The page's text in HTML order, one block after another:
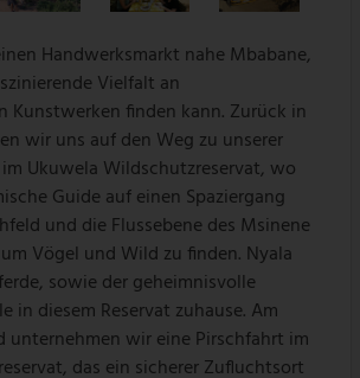
Handwerksmarkt nahe Mbabane,
Vielfalt an
Kunstwerken finden kann. Zurück in
wir uns auf den Weg zu unserer
Ukuwela Wildschutzreservat, wo
Guide auf einen Spaziergang
und die Flussebene des Msinene
Vögel und Wild zu finden. Nyala
sowie der geheimnisvolle
in diesem Reservat zuhause. Am
unternehmen wir eine Pirschfahrt im
das ein sicherer Zufluchtsort